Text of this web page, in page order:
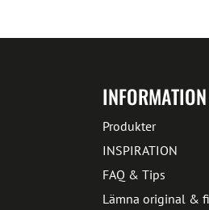
INFORMATION
Produkter
INSPIRATION
FAQ & Tips
Lämna original &